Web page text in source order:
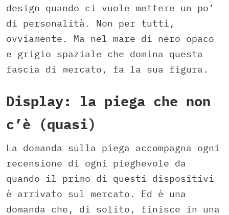
design quando ci vuole mettere un po’
di personalità. Non per tutti,
ovviamente. Ma nel mare di nero opaco
e grigio spaziale che domina questa
fascia di mercato, fa la sua figura.
Display: la piega che non
c’è (quasi)
La domanda sulla piega accompagna ogni
recensione di ogni pieghevole da
quando il primo di questi dispositivi
è arrivato sul mercato. Ed è una
domanda che, di solito, finisce in una